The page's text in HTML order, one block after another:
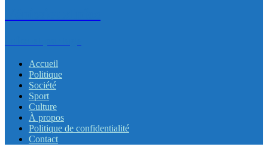
Accueil
Politique
Société
Sport
Culture
À propos
Politique de confidentialité
Contact